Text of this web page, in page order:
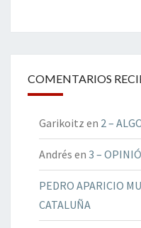
COMENTARIOS
Garikoitz en 2 –
Andrés en 3 –
PEDRO APARICIO
CATALUÑA